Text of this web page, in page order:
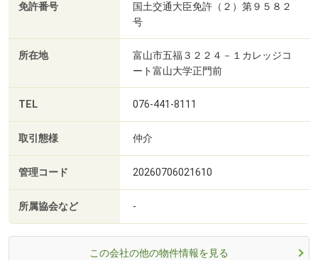
免許番号
国土交通大臣免許（２）第９５８２
号
所在地
富山市五福３２２４－１カレッジコ
ート富山大学正門前
TEL 076-441-8111
取引態様 仲介
管理コード 20260706021610
所属協会など -
この会社の他の物件情報を見る